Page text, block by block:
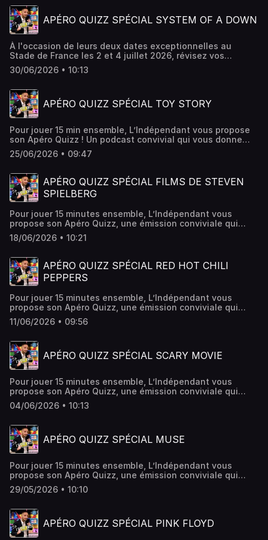
APÉRO QUIZZ SPÉCIAL SYSTEM OF A DOWN
À l'occasion de leurs deux dates exceptionnelles au
Stade de France les 2 et 4 juillet 2026, révisez vos
classiques et testez vos connaissances sur System Of A
Down, le plus arménien des groupes de l'histoire du métal
Une émission qui vous donne rendez-vous chaque
semaine.
30/06/2026 • 10:13
APÉRO QUIZZ SPÉCIAL TOY STORY
Pour jouer 15 min ensemble, L’Indépendant vous propose
son Apéro Quizz ! Un podcast convivial qui vous donne
rendez-vous chaque week-end. Après la sortie de Toy
Story 5 le 17 juin dernier, ce week-end c'est un quiz
25/06/2026 • 09:47
APÉRO QUIZZ SPÉCIAL FILMS DE STEVEN
SPIELBERG
Pour jouer 15 minutes ensemble, L’Indépendant vous
propose son Apéro Quizz, une émission conviviale qui
vous donne rendez-vous chaque week-end ! Cette fois-ci,
c'est un quiz spécial Steven Spielberg.
18/06/2026 • 10:21
APÉRO QUIZZ SPÉCIAL RED HOT CHILI
PEPPERS
Pour jouer 15 minutes ensemble, L’Indépendant vous
propose son Apéro Quizz, une émission conviviale qui
vous donne rendez-vous chaque week-end ! Cette fois-ci,
c'est un quiz spécial Red Hot Chili Peppers.
11/06/2026 • 09:56
APÉRO QUIZZ SPÉCIAL SCARY MOVIE
Pour jouer 15 minutes ensemble, L’Indépendant vous
propose son Apéro Quizz, une émission conviviale qui
vous donne rendez-vous chaque week-end ! Cette fois-ci,
c'est un quiz spécial Scary Movie.
04/06/2026 • 10:13
APÉRO QUIZZ SPÉCIAL MUSE
Pour jouer 15 minutes ensemble, L’Indépendant vous
propose son Apéro Quizz, une émission conviviale qui
vous donne rendez-vous chaque week-end ! Cette fois-ci,
c'est un quiz spécial Muse.
29/05/2026 • 10:10
APÉRO QUIZZ SPÉCIAL PINK FLOYD